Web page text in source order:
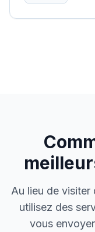
Au lieu de visiter
utilisez des
vous